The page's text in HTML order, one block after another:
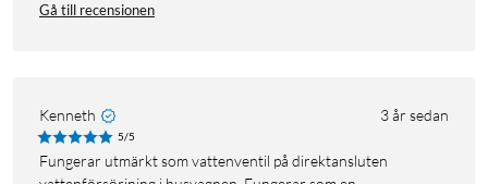
Gå till recensionen
Kenneth 3 år sedan
5/5
Fungerar utmärkt som vattenventil på direktansluten